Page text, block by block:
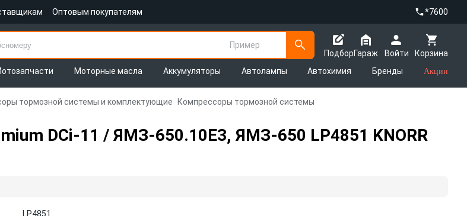
Оптовым покупателям *7600
Пример
Подбор
Корзина
Гараж
Войти
Моторные масла Аккумуляторы Автолампы Автохимия Бренды Акции
тормозной системы и комплектующие Компрессоры тормозной системы
DCi-11 / ЯМЗ-650.10E3, ЯМЗ-650 LP4851 KNORR
LP4851